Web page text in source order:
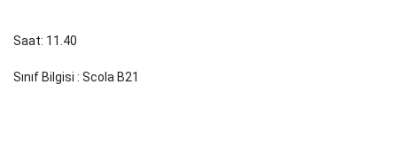
Saat: 11.40
Sınıf Bilgisi : Scola B21